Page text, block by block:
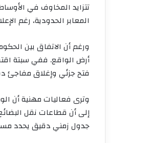
تتزايد المخاوف في
المعابر الحدودية، رغم
ورغم أن الاتفاق بين
أرض الواقع. ففي سبتة
فتح جزئي وإغلاق مفاجئ
وترى فعاليات مهنية أن
إلى أن قطاعات نقل
جدول زمني دقيق يحدد مسار